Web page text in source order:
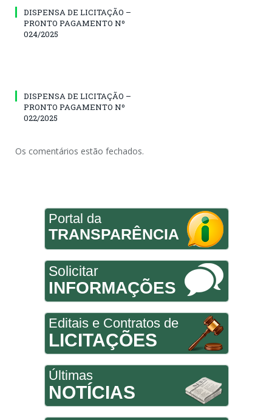
DISPENSA DE LICITAÇÃO –
PRONTO PAGAMENTO Nº
024/2025
DISPENSA DE LICITAÇÃO –
PRONTO PAGAMENTO Nº
022/2025
Os comentários estão fechados.
Portal da
TRANSPARÊNCIA
Solicitar
INFORMAÇÕES
Editais e Contratos de
LICITAÇÕES
Últimas
NOTÍCIAS